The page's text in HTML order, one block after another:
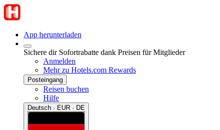
App herunterladen
Sichere dir Sofortrabatte dank Preisen für Mitglieder
Anmelden
Mehr zu Hotels.com Rewards
Posteingang
Reisen buchen
Hilfe
Deutsch · EUR · DE